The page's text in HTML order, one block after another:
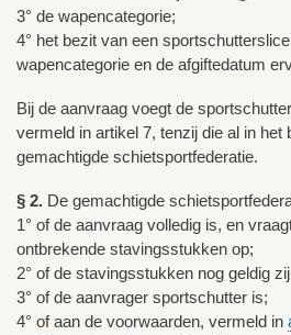
3° de wapencategorie;
4° het bezit van een
wapencategorie en de afgiftedatum
Bij de aanvraag voegt de
vermeld in artikel 7, tenzij die al in het
gemachtigde schietsportfederatie.
§ 2. De gemachtigde
1° of de aanvraag volledig is, en
ontbrekende stavingsstukken op;
2° of de stavingsstukken nog geldig
3° of de aanvrager sportschutter is;
4° of aan de voorwaarden, vermeld in